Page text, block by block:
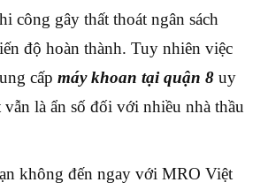
công gây thất thoát ngân sách
độ hoàn thành. Tuy nhiên việc
cấp máy khoan tại quận 8 uy
là ẩn số đối với nhiều nhà thầu
không đến ngay với MRO Việt